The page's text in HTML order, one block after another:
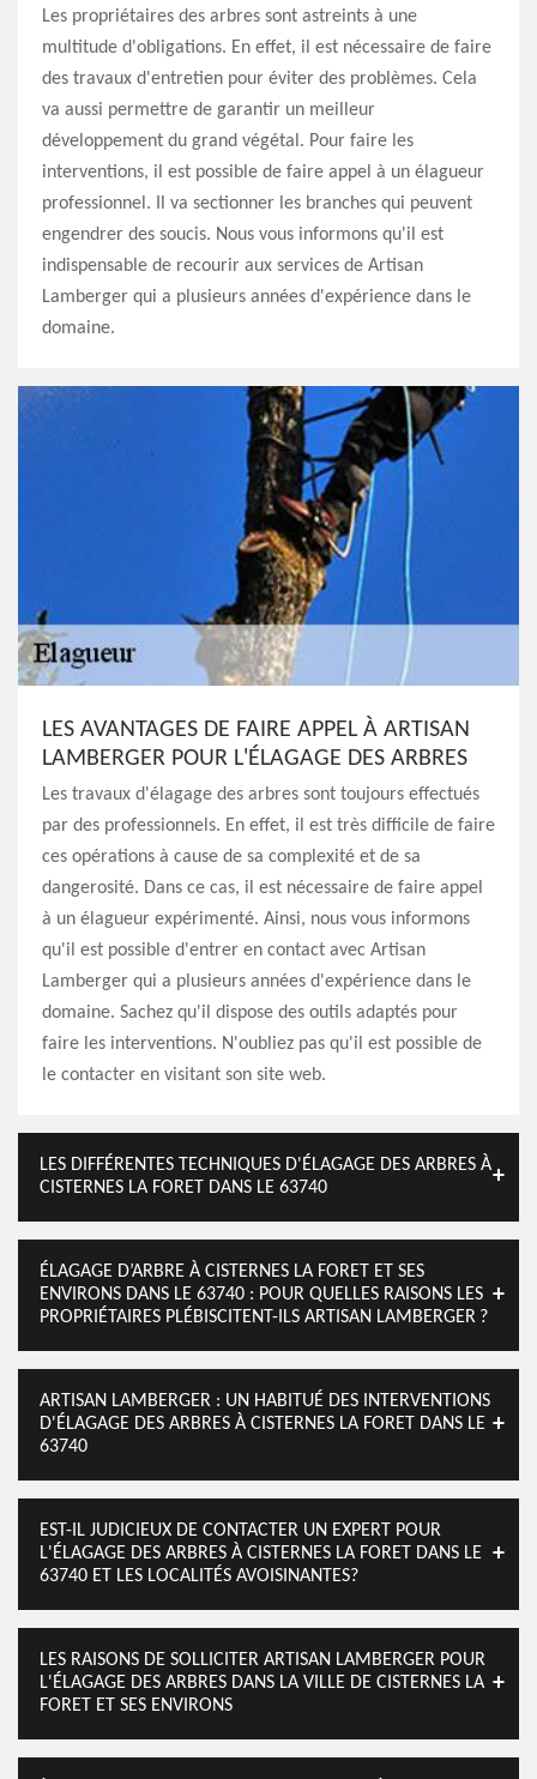
Les propriétaires des arbres sont astreints à une
multitude d'obligations. En effet, il est nécessaire de faire
des travaux d'entretien pour éviter des problèmes. Cela
va aussi permettre de garantir un meilleur
développement du grand végétal. Pour faire les
interventions, il est possible de faire appel à un élagueur
professionnel. Il va sectionner les branches qui peuvent
engendrer des soucis. Nous vous informons qu'il est
indispensable de recourir aux services de Artisan
Lamberger qui a plusieurs années d'expérience dans le
domaine.
LES AVANTAGES DE FAIRE APPEL À ARTISAN
LAMBERGER POUR L'ÉLAGAGE DES ARBRES
Les travaux d'élagage des arbres sont toujours effectués
par des professionnels. En effet, il est très difficile de faire
ces opérations à cause de sa complexité et de sa
dangerosité. Dans ce cas, il est nécessaire de faire appel
à un élagueur expérimenté. Ainsi, nous vous informons
qu'il est possible d'entrer en contact avec Artisan
Lamberger qui a plusieurs années d'expérience dans le
domaine. Sachez qu'il dispose des outils adaptés pour
faire les interventions. N'oubliez pas qu'il est possible de
le contacter en visitant son site web.
LES DIFFÉRENTES TECHNIQUES D'ÉLAGAGE DES ARBRES À
CISTERNES LA FORET DANS LE 63740
ÉLAGAGE D’ARBRE À CISTERNES LA FORET ET SES
ENVIRONS DANS LE 63740 : POUR QUELLES RAISONS LES
PROPRIÉTAIRES PLÉBISCITENT-ILS ARTISAN LAMBERGER ?
ARTISAN LAMBERGER : UN HABITUÉ DES INTERVENTIONS
D'ÉLAGAGE DES ARBRES À CISTERNES LA FORET DANS LE
63740
EST-IL JUDICIEUX DE CONTACTER UN EXPERT POUR
L'ÉLAGAGE DES ARBRES À CISTERNES LA FORET DANS LE
63740 ET LES LOCALITÉS AVOISINANTES?
LES RAISONS DE SOLLICITER ARTISAN LAMBERGER POUR
L'ÉLAGAGE DES ARBRES DANS LA VILLE DE CISTERNES LA
FORET ET SES ENVIRONS